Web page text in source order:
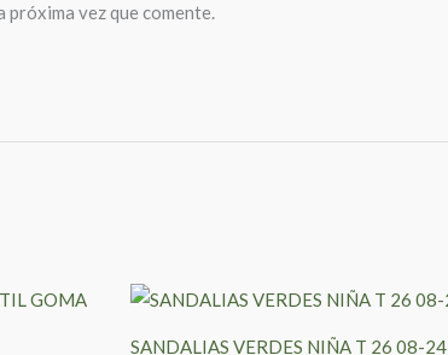
vez que comente.
SANDALIAS VERDES NIÑA T 26 08-24